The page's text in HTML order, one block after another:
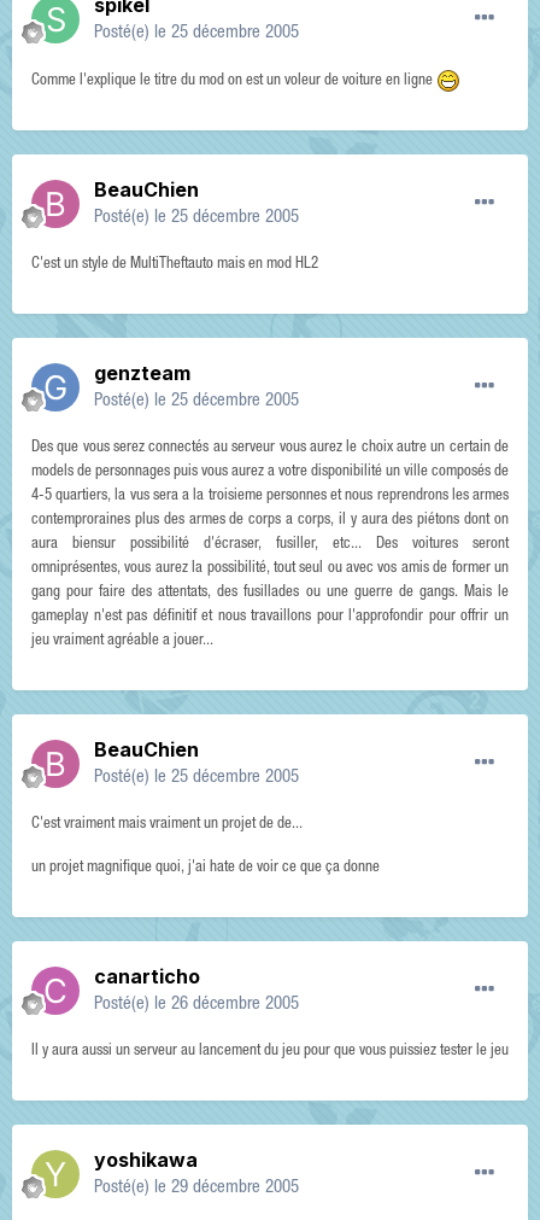
spikel
Posté(e) le 25 décembre 2005
Comme l'explique le titre du mod on est un voleur de voiture en ligne
BeauChien
Posté(e) le 25 décembre 2005
C'est un style de MultiTheftauto mais en mod HL2
genzteam
Posté(e) le 25 décembre 2005
Des que vous serez connectés au serveur vous aurez le choix autre un certain de
models de personnages puis vous aurez a votre disponibilité un ville composés de
4-5 quartiers, la vus sera a la troisieme personnes et nous reprendrons les armes
contemproraines plus des armes de corps a corps, il y aura des piétons dont on
aura biensur possibilité d'écraser, fusiller, etc... Des voitures seront
omniprésentes, vous aurez la possibilité, tout seul ou avec vos amis de former un
gang pour faire des attentats, des fusillades ou une guerre de gangs. Mais le
gameplay n'est pas définitif et nous travaillons pour l'approfondir pour offrir un
jeu vraiment agréable a jouer...
BeauChien
Posté(e) le 25 décembre 2005
C'est vraiment mais vraiment un projet de de...
un projet magnifique quoi, j'ai hate de voir ce que ça donne
canarticho
Posté(e) le 26 décembre 2005
Il y aura aussi un serveur au lancement du jeu pour que vous puissiez tester le jeu
yoshikawa
Posté(e) le 29 décembre 2005